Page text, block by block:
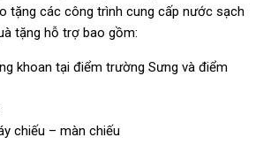
tặng các công trình cung cấp nước sạch
tặng hỗ trợ bao gồm:
khoan tại điểm trường Sưng và điểm
chiếu – màn chiếu